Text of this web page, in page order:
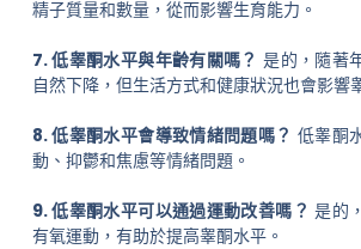
精子質量和數量，從而影響生育能力。
7. 低睾酮水平與年齡有關嗎？ 是的，隨著
自然下降，但生活方式和健康狀況也會影響
8. 低睾酮水平會導致情緒問題嗎？ 低睾酮
動、抑鬱和焦慮等情緒問題。
9. 低睾酮水平可以通過運動改善嗎？ 是的
有氧運動，有助於提高睾酮水平。